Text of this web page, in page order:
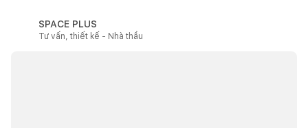
SPACE PLUS
Tư vấn, thiết kế - Nhà thầu